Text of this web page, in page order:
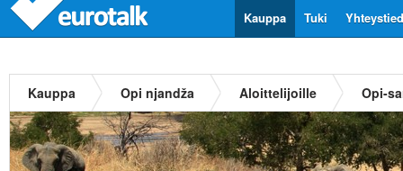
Tuki
Kauppa
Kauppa Opi njandža Aloittelijoille Opi-